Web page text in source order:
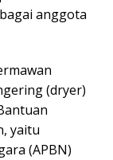
anggota
(dryer)
yaitu
(APBN)